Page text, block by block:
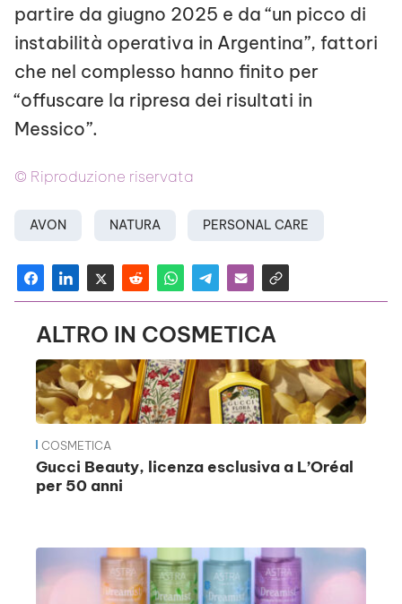
partire da giugno 2025 e da “un picco di
instabilità operativa in Argentina”, fattori
che nel complesso hanno finito per
“offuscare la ripresa dei risultati in
Messico”.
© Riproduzione riservata
AVON NATURA PERSONAL CARE
ALTRO IN COSMETICA
COSMETICA
Gucci Beauty, licenza esclusiva a L’Oréal
per 50 anni